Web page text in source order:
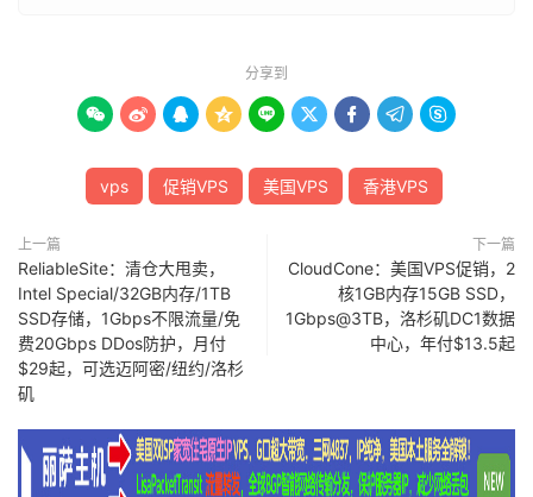
分享到
        
vps 促销VPS 美国VPS 香港VPS
上一篇
ReliableSite：清仓大甩卖，
Intel Special/32GB内存/1TB
SSD存储，1Gbps不限流量/免
费20Gbps DDos防护，月付
$29起，可选迈阿密/纽约/洛杉
矶
下一篇
CloudCone：美国VPS促销，2
核1GB内存15GB SSD，
1Gbps@3TB，洛杉矶DC1数据
中心，年付$13.5起